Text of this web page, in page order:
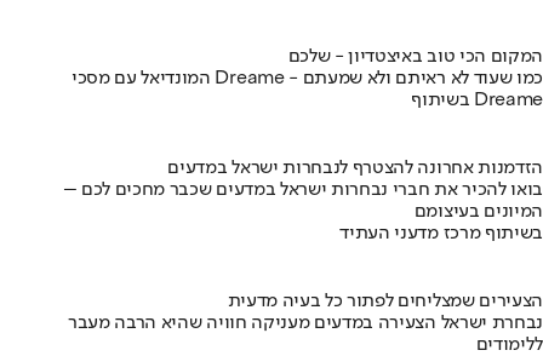
המקום הכי טוב באיצטדיון - שלכם
המונדיאל עם מסכי Dreame - כמו שעוד לא ראיתם ולא שמעתם
בשיתוף Dreame
הזדמנות אחרונה להצטרף לנבחרות ישראל במדעים
בואו להכיר את חברי נבחרות ישראל במדעים שכבר מחכים לכם –
המיונים בעיצומם
בשיתוף מרכז מדעני העתיד
הצעירים שמצליחים לפתור כל בעיה מדעית
נבחרת ישראל הצעירה במדעים מעניקה חוויה שהיא הרבה מעבר
ללימודים